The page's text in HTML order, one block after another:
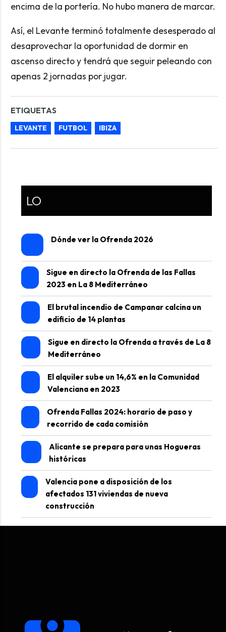
encima de la portería. No hubo manera de marcar.
Así, el Levante terminó totalmente desesperado al
desaprovechar la oportunidad de dormir en
ascenso directo y tendrá que seguir peleando con
apenas 2 jornadas por jugar.
ETIQUETAS
LEVANTE FUTBOL IBIZA
LO
Dónde ver la Ofrenda 2026
Sigue en directo la Ofrenda de las Fallas
2023 en La 8 Mediterráneo
El brutal incendio de Campanar calcina un
edificio de 14 plantas
Sigue en directo la Ofrenda a través de La 8
Mediterráneo
El alquiler sube un 14,6% en la Comunidad
Valenciana en 2023
Ofrenda Fallas 2024: horario de paso y
recorrido de cada comisión
Alicante se prepara para unas Hogueras
históricas
Valencia pone a disposición de los
afectados 131 viviendas de nueva
construcción